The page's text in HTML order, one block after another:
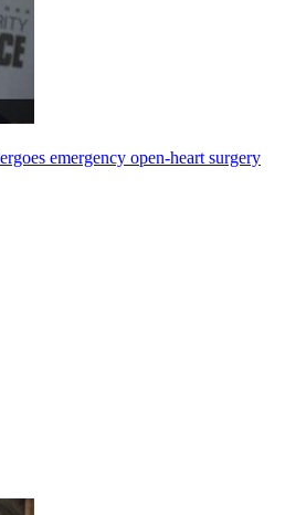
emergency open-heart surgery